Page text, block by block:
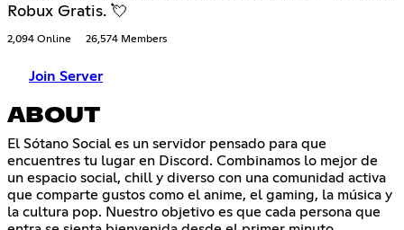
Robux Gratis. 💘
2,094 Online 26,574 Members
Join Server
ABOUT
El Sótano Social es un servidor pensado para que
encuentres tu lugar en Discord. Combinamos lo mejor de
un espacio social, chill y diverso con una comunidad activa
que comparte gustos como el anime, el gaming, la música y
la cultura pop. Nuestro objetivo es que cada persona que